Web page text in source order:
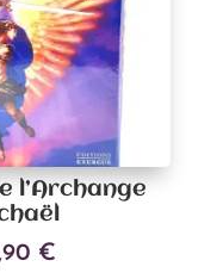
l’Archange
€